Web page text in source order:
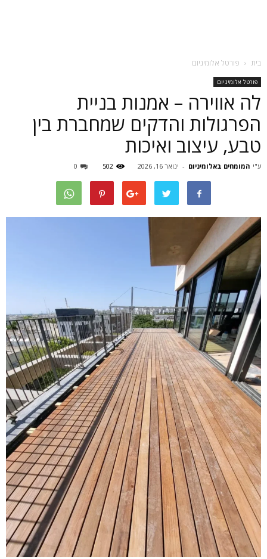
בית פורטל אלומיניום
פורטל אלומיניום
לה אווירה – אמנות בניית
הפרגולות והדקים שמחברת בין
טבע, עיצוב ואיכות
ע"י המומחים באלומיניום - ינואר 16, 2026 502
0